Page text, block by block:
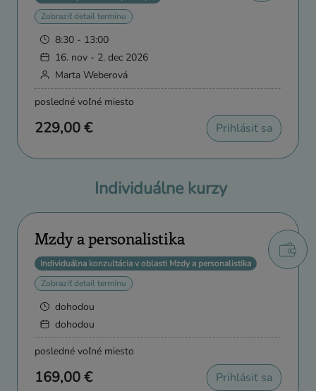
Zobraziť detail termínu
8:30 - 13:00
16. nov - 2. dec 2026
Marta Weberová
posledné voľné miesto
229,00 € Prihlásiť sa
Individuálne kurzy
Mzdy a personalistika
Individuálna konzultácia v oblasti Mzdy a personalistika
Zobraziť detail termínu
dohodou
dohodou
posledné voľné miesto
169,00 € Prihlásiť sa